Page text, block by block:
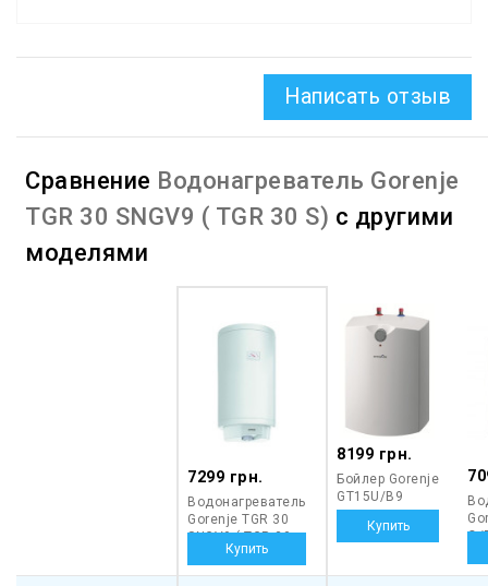
Написать отзыв
Сравнение Водонагреватель Gorenje
TGR 30 SNGV9 ( TGR 30 S) с другими
моделями
7299 грн.
Водонагреватель
Gorenje TGR 30
SNGV9 ( TGR 30
8199 грн.
Бойлер Gorenje
GT15U/B9
O/